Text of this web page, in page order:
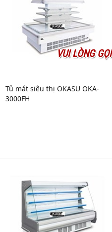
VUI LÒNG GỌI
Tủ mát siêu thị OKASU OKA-
3000FH